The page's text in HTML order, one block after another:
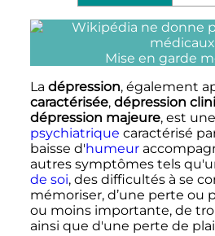
Mise en garde
La dépression, également
caractérisée, dépression
dépression majeure, est une
psychiatrique caractérisé
baisse d'humeur
autres symptômes tels
de soi, des difficultés à se
mémoriser, d’une perte ou
ou moins importante, de
ainsi que d'une perte de